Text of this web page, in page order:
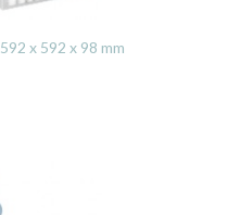
x 592 x 98 mm